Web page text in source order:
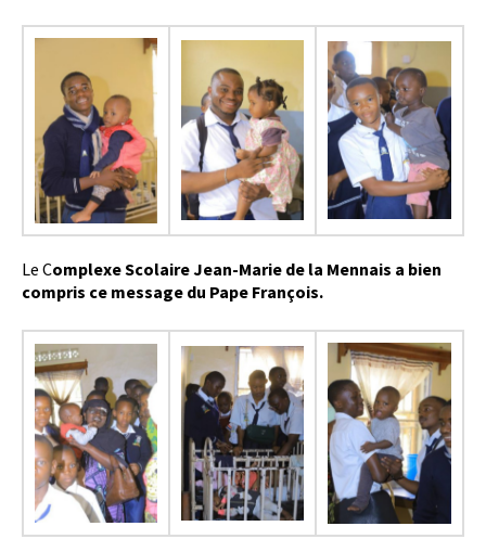
Le Complexe Scolaire Jean-Marie de la Mennais a bien
compris ce message du Pape François.